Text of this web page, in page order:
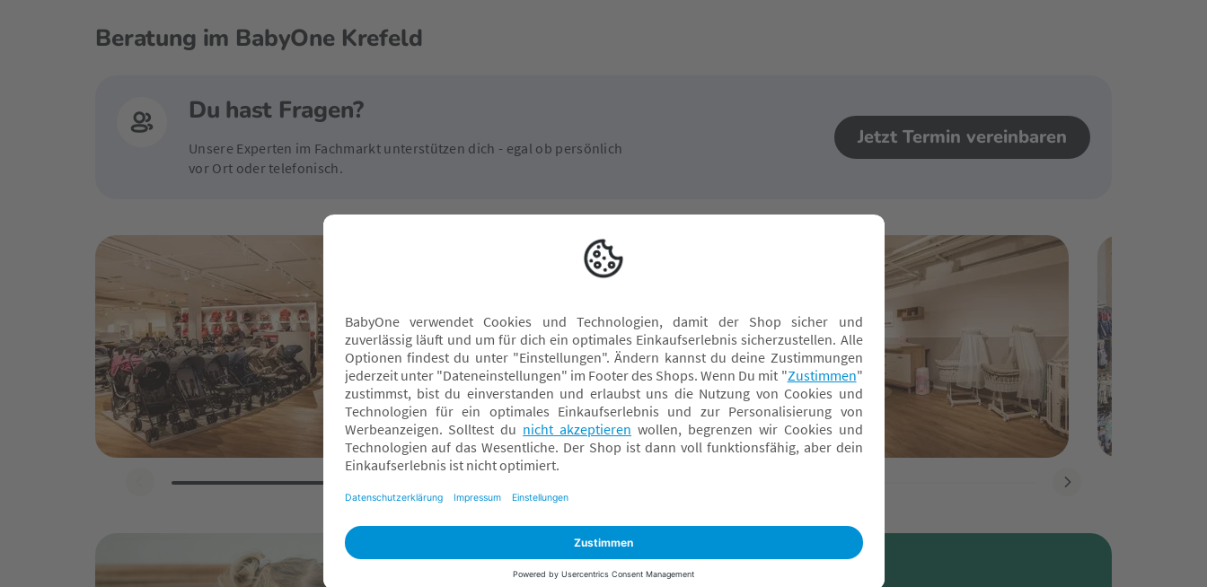
Beratung im BabyOne Krefeld
Du hast Fragen?
Unsere Experten im Fachmarkt unterstützen dich - egal ob persönlich
vor Ort oder telefonisch.
Jetzt Termin vereinbaren